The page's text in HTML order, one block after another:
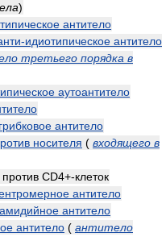
)
антитело
идиотипическое антитело
третьего порядка в
аутоантитело
антитело
носителя ( входящего в
CD4+-клеток
антитело
антитело
антитело ( антитело